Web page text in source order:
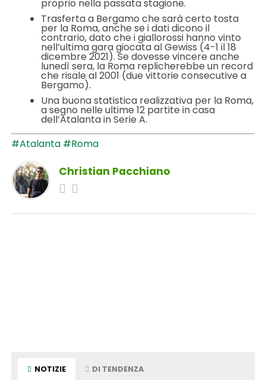
proprio nella passata stagione.
Trasferta a Bergamo che sarà certo tosta
per la Roma, anche se i dati dicono il
contrario, dato che i giallorossi hanno vinto
nell’ultima gara giocata al Gewiss (4-1 il 18
dicembre 2021). Se dovesse vincere anche
lunedì sera, la Roma replicherebbe un record
che risale al 2001 (due vittorie consecutive a
Bergamo).
Una buona statistica realizzativa per la Roma,
a segno nelle ultime 12 partite in casa
dell’Atalanta in Serie A.
#Atalanta #Roma
Christian Pacchiano
NOTIZIE DI TENDENZA